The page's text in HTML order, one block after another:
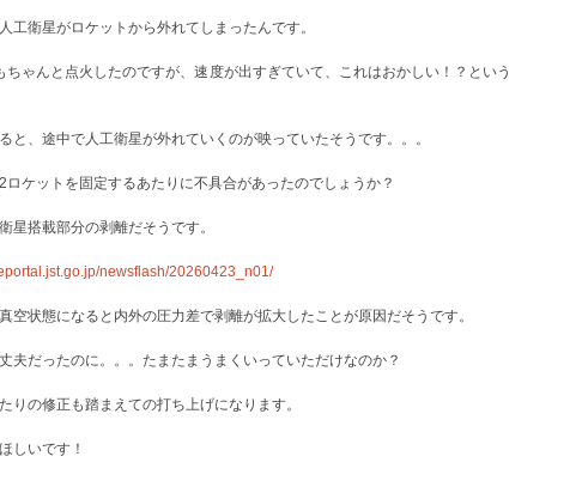
工衛星がロケットから外れてしまったんです。
ちゃんと点火したのですが、速度が出すぎていて、これはおかしい！？という
と、途中で人工衛星が外れていくのが映っていたそうです。。。
ロケットを固定するあたりに不具合があったのでしょうか？
星搭載部分の剥離だそうです。
newsflash/20260423_n01/
空状態になると内外の圧力差で剥離が拡大したことが原因だそうです。
夫だったのに。。。たまたまうまくいっていただけなのか？
りの修正も踏まえての打ち上げになります。
しいです！